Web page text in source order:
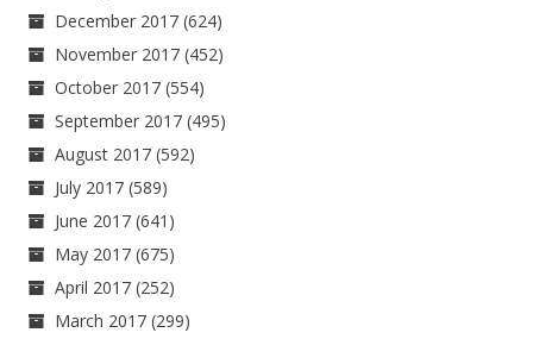
December 2017 (624)
November 2017 (452)
October 2017 (554)
September 2017 (495)
August 2017 (592)
July 2017 (589)
June 2017 (641)
May 2017 (675)
April 2017 (252)
March 2017 (299)